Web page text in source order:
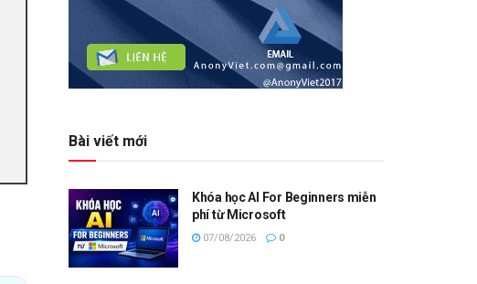
Bài viết mới
Khóa học AI For Beginners miễn
phí từ Microsoft
07/08/2026 0